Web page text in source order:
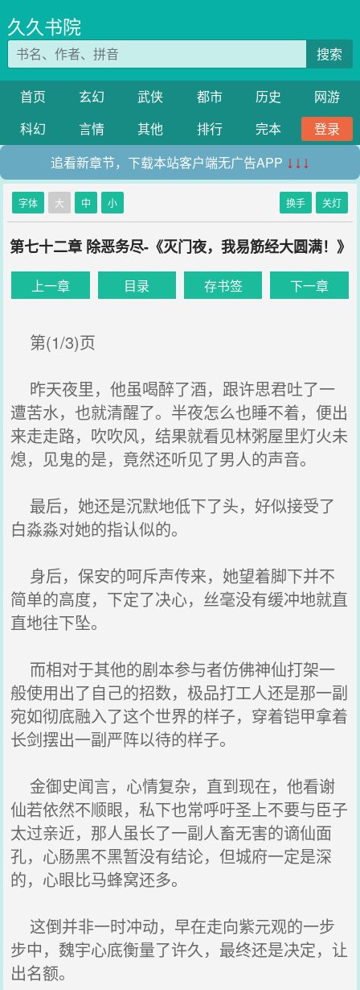
久久书院
搜索
首页 玄幻 武侠 都市 历史
网游
科幻
言情 其他 排行 完本
登录
追看新章节，下载本站客户端无广告APP ↓↓↓
字体 大 中 小 换手 关灯
第七十二章 除恶务尽-《灭门夜，我易筋经大圆满！》
上一章 目录 存书签 下一章
第(1/3)页
昨天夜里，他虽喝醉了酒，跟许思君吐了一
遭苦水，也就清醒了。半夜怎么也睡不着，便出
来走走路，吹吹风，结果就看见林粥屋里灯火未
熄，见鬼的是，竟然还听见了男人的声音。
最后，她还是沉默地低下了头，好似接受了
白淼淼对她的指认似的。
身后，保安的呵斥声传来，她望着脚下并不
简单的高度，下定了决心，丝毫没有缓冲地就直
直地往下坠。
而相对于其他的剧本参与者仿佛神仙打架一
般使用出了自己的招数，极品打工人还是那一副
宛如彻底融入了这个世界的样子，穿着铠甲拿着
长剑摆出一副严阵以待的样子。
金御史闻言，心情复杂，直到现在，他看谢
仙若依然不顺眼，私下也常呼吁圣上不要与臣子
太过亲近，那人虽长了一副人畜无害的谪仙面
孔，心肠黑不黑暂没有结论，但城府一定是深
的，心眼比马蜂窝还多。
这倒并非一时冲动，早在走向紫元观的一步
步中，魏宇心底衡量了许久，最终还是决定，让
出名额。